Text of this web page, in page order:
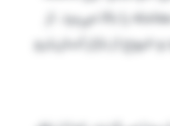
را بالا می‌برد. از
از بازار آسان‌تر و